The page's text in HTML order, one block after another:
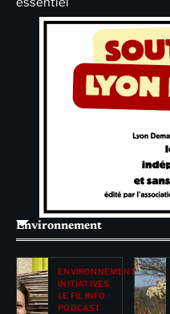
Environnement
ENVIRONNEMENT
INITIATIVES
LE FIL INFO
PODCAST